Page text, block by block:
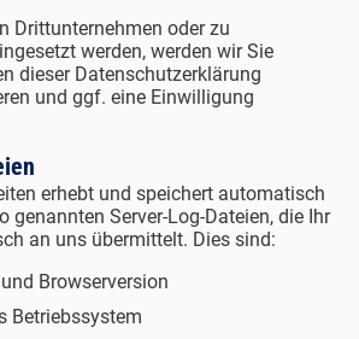
Drittunternehmen oder zu
werden, werden wir Sie
dieser Datenschutzerklärung
und ggf. eine Einwilligung
erhebt und speichert automatisch
genannten Server-Log-Dateien, die Ihr
an uns übermittelt. Dies sind:
Browserversion
Betriebssystem